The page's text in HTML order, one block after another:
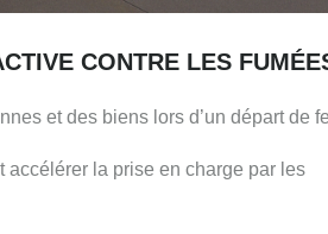
CONTRE LES
et des biens lors d’un départ de
la prise en charge par les